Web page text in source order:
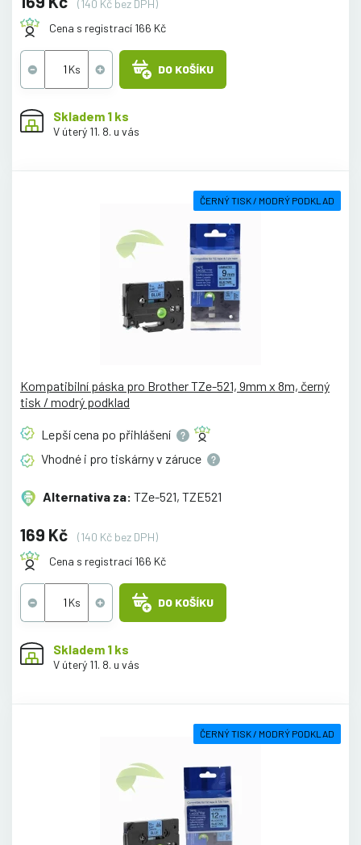
(140 Kč bez DPH)
Cena s registrací 166 Kč
DO KOŠÍKU
Skladem 1 ks
V úterý 11. 8. u vás
ČERNÝ TISK / MODRÝ PODKLAD
Kompatibilní páska pro Brother TZe-521, 9mm x 8m, černý
tisk / modrý podklad
Lepší cena po přihlášení
Vhodné i pro tiskárny v záruce
Alternativa za: TZe-521, TZE521
169 Kč
(140 Kč bez DPH)
Cena s registrací 166 Kč
DO KOŠÍKU
Skladem 1 ks
V úterý 11. 8. u vás
ČERNÝ TISK / MODRÝ PODKLAD